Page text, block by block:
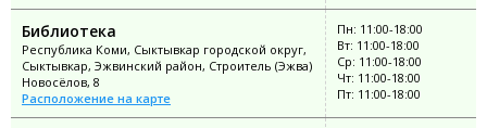
Библиотека
Республика Коми, Сыктывкар городской округ,
Сыктывкар, Эжвинский район, Строитель (Эжва)
Новосёлов, 8
Расположение на карте
Пн: 11:00-18:00
Вт: 11:00-18:00
Ср: 11:00-18:00
Чт: 11:00-18:00
Пт: 11:00-18:00